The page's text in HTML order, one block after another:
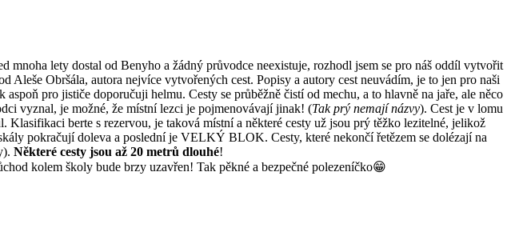
mnoha lety dostal od Benyho a žádný průvodce neexistuje, rozhodl jsem se pro náš oddíl vytvořit
Obršála, autora nejvíce vytvořených cest. Popisy a autory cest neuvádím, je to jen pro naši
pro jističe doporučuji helmu. Cesty se průběžně čistí od mechu, a to hlavně na jaře, ale něco
vyznal, je možné, že místní lezci je pojmenovávají jinak! (Tak prý nemají názvy). Cest je v lomu
berte s rezervou, je taková místní a některé cesty už jsou prý těžko lezitelné, jelikož
pokračují doleva a poslední je VELKÝ BLOK. Cesty, které nekončí řetězem se dolézají na
Některé cesty jsou až 20 metrů dlouhé!
kolem školy bude brzy uzavřen! Tak pěkné a bezpečné polezeníčko😁